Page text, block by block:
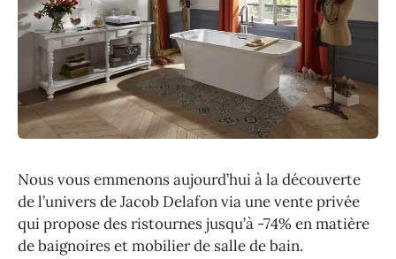
Nous vous emmenons aujourd’hui à la découverte
de l’univers de Jacob Delafon via une vente privée
qui propose des ristournes jusqu’à -74% en matière
de baignoires et mobilier de salle de bain.